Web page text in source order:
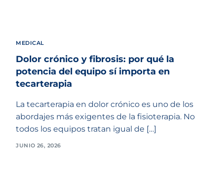
MEDICAL
Dolor crónico y fibrosis: por qué la
potencia del equipo sí importa en
tecarterapia
La tecarterapia en dolor crónico es uno de los
abordajes más exigentes de la fisioterapia. No
todos los equipos tratan igual de […]
JUNIO 26, 2026